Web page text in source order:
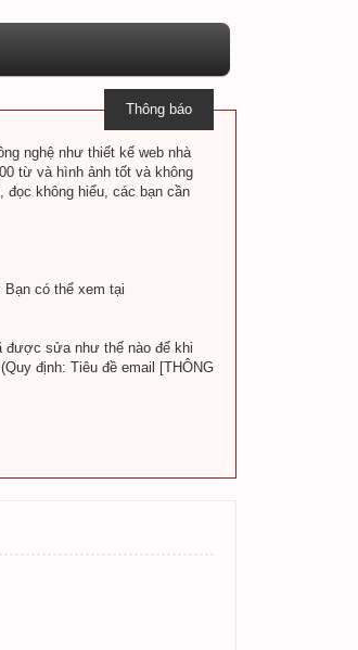
Thông báo
nghệ như thiết kế web nhà
từ và hình ảnh tốt và không
đọc không hiểu, các bạn cần
Bạn có thể xem tại
được sửa như thế nào để khi
định: Tiêu đề email [THÔNG